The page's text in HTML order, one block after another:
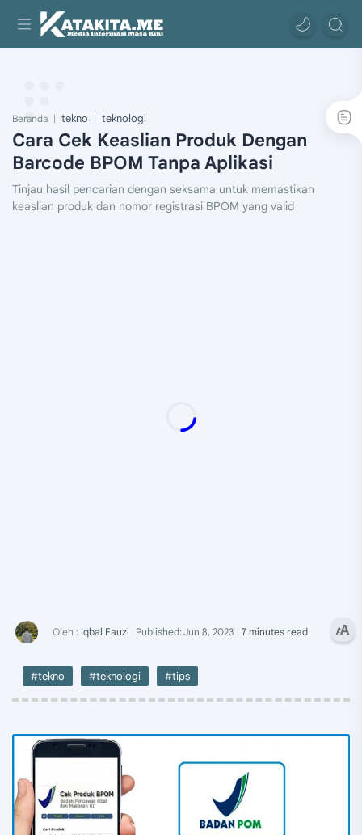
Beranda tekno teknologi
Cara Cek Keaslian Produk Dengan
Barcode BPOM Tanpa Aplikasi
Tinjau hasil pencarian dengan seksama untuk memastikan
keaslian produk dan nomor registrasi BPOM yang valid
7 minutes read
#tekno #teknologi #tips